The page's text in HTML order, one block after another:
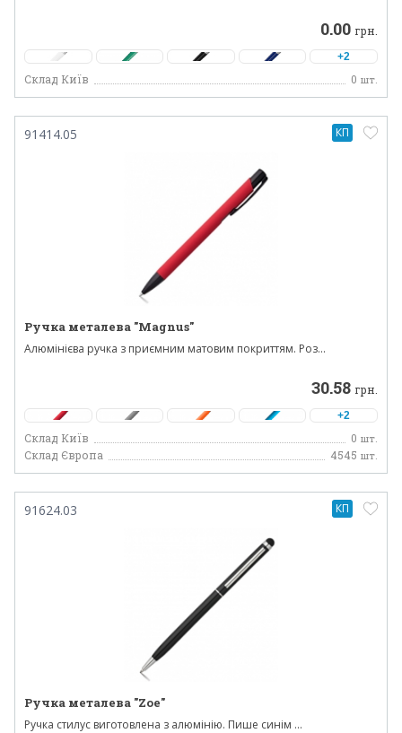
0.00 грн.
+2
Склад Київ 0 шт.
91414.05
Ручка металева "Magnus"
Алюмінієва ручка з приємним матовим покриттям. Роз...
30.58 грн.
+2
Склад Київ 0 шт.
Склад Європа 4545 шт.
КП
91624.03
Ручка металева "Zoe"
Ручка стилус виготовлена ​​з алюмінію. Пише синім ...
КП